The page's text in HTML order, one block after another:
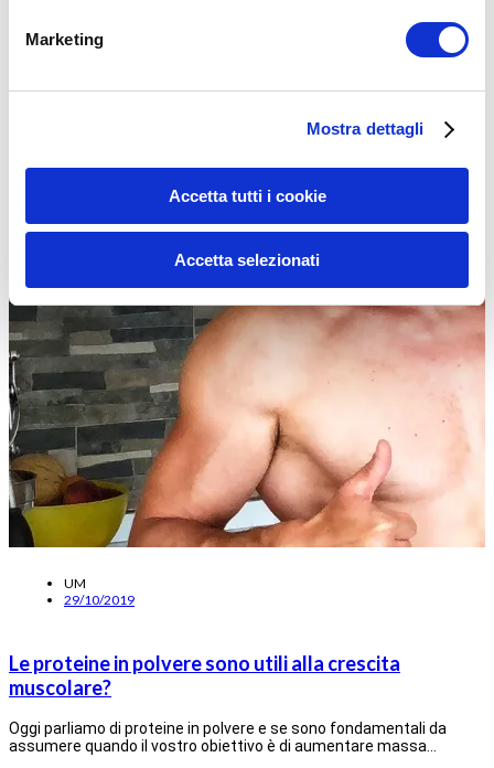
Marketing
Mostra dettagli
Accetta tutti i cookie
Accetta selezionati
UM
29/10/2019
Le proteine in polvere sono utili alla crescita
muscolare?
Oggi parliamo di proteine in polvere e se sono fondamentali da
assumere quando il vostro obiettivo è di aumentare massa…